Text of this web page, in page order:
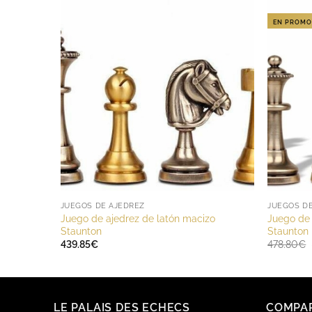
JUEGOS DE AJEDREZ
Juego de ajedrez de latón macizo
Staunton
439.85€
EN
JUEGOS
Juego
Staunton
478.80€
LE PALAIS DES ECHECS